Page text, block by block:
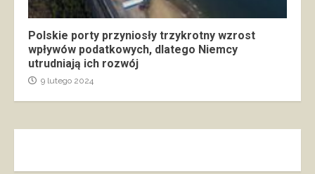
Polskie porty przyniosły trzykrotny wzrost
wpływów podatkowych, dlatego Niemcy
utrudniają ich rozwój
9 lutego 2024